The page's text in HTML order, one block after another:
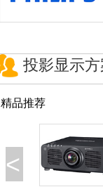
投影显示
精品推荐
<